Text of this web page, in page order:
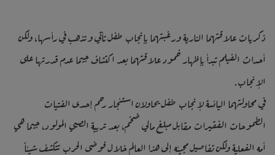
ذكريات علاقتهما النارية ورغبتهما بإنجاب طفل تأتي وتذهب في رأسها، ولكن
أحداث الفيلم تبدأ بإظهار خمود علاقتهما بعد اكتشاف جيما عدم قدرتها على
الإنجاب.
في محاولتهما اليائسة لإنجاب طفل يحاولان استئجار رحم إحدى الفتيات
الطموحات الفقيرات مقابل مبلغ مالي ضخم، بعد تربية الصبي المولود، جيما هي
أمه الفعلية ولكن تفاصيل مجيئه إلى هذا العالم خلال فوضى الحرب تتكشف شيئاً